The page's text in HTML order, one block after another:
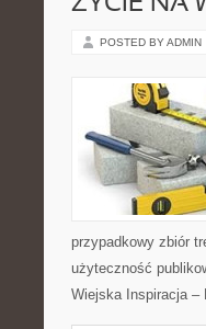
POSTED BY ADMIN
przypadkowy zbiór
użyteczność
Wiejska Inspiracja